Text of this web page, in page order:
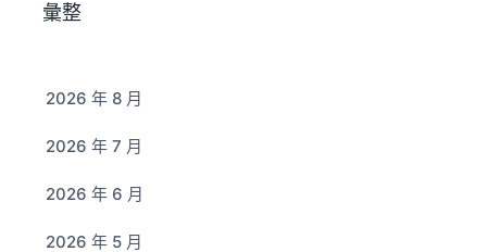
彙整
2026 年 8 月
2026 年 7 月
2026 年 6 月
2026 年 5 月